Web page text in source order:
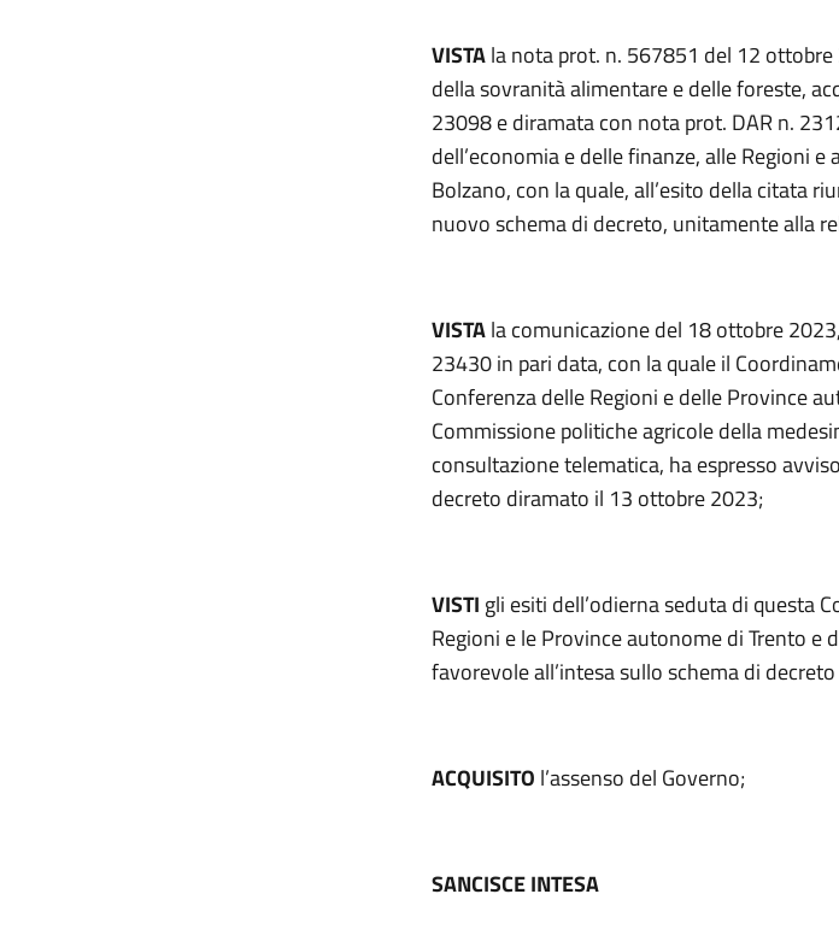
VISTAla nota prot. n. 567851 del 12
della sovranità alimentare e delle foreste,
23098 e diramata con nota prot. DAR n.
dell’economia e delle finanze, alle Regioni
Bolzano, con la quale, all’esito della citata
nuovo schema di decreto, unitamente alla
VISTAla comunicazione del 18 ottobre
23430 in pari data, con la quale il
Conferenza delle Regioni e delle Province
Commissione politiche agricole della
consultazione telematica, ha espresso
decreto diramato il 13 ottobre 2023;
VISTI gli esiti dell’odierna seduta di questa
Regioni e le Province autonome di Trento e
favorevole all’intesa sullo schema di
ACQUISITO l’assenso del Governo;
SANCISCE INTESA